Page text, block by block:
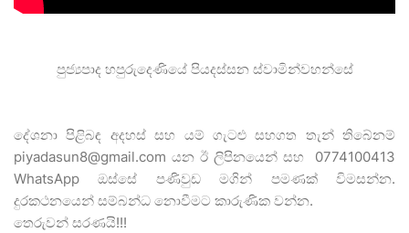
පුජ්‍යපාද හපුරුදෙණියේ පියදස්සන ස්වාමින්වහන්සේ
දේශනා පිළිබඳ අදහස් සහ යම් ගැටළු සහගත තැන් තිබේනම්
piyadasun8@gmail.com යන ඊ ලිපිනයෙන් සහ  0774100413
WhatsApp ඔස්සේ පණිවුඩ මගින් පමණක් විමසන්න.
දුරකථනයෙන් සම්බන්ධ නොවීමට කාරුණික වන්න.
තෙරුවන් සරණයි!!!